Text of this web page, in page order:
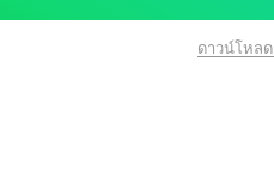
ดาวน์โหล